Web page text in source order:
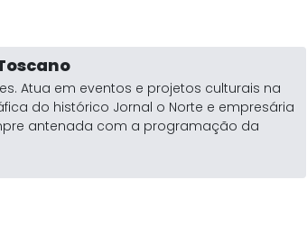
Atua em eventos e projetos culturais na
do histórico Jornal o Norte e empresária
antenada com a programação da